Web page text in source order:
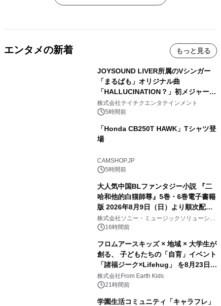
エンタメの新着 もっと見る
JOYSOUND LIVER所属のVシンガー
「まるぱも」オリジナル曲
「HALLUCINATION？」初メジャー配
信リリース決定！
株式会社テイチクエンタテインメント
5時間前
「Honda CB250T HAWK」Tシャツ登
場
CAMSHOP.JP
5時間前
大人気中国BLファンタジー小説 『二
哈和他的白猫師尊』5巻・6巻電子書籍
版 2026年8月9日（日）より順次配信
開始
株式会社ソニー・ミュージックソリューショ
ンズ16時間前
フロムアースキッズ × 地域 × 大学生が
創る、 子どもたちの「自育」イベント
「諸福ジーク×Lifehug」 を8月23日
(日)開催
株式会社From Earth Kids
21時間前
学園生活コミュニティ「キャラフレ」